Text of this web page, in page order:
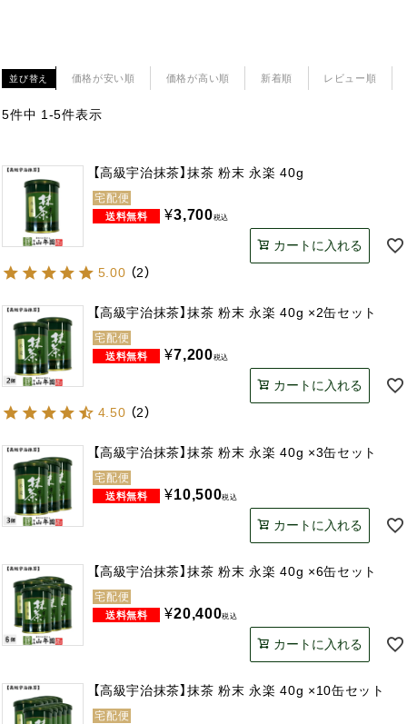
並び替え 価格が安い順 価格が高い順 新着順 レビュー順
5件中 1-5件表示
【高級宇治抹茶】抹茶 粉末 永楽 40g
宅配便
¥3,700税込
カートに入れる
5.00 （2）
【高級宇治抹茶】抹茶 粉末 永楽 40g ×2缶セット
宅配便
¥7,200税込
カートに入れる
4.50 （2）
【高級宇治抹茶】抹茶 粉末 永楽 40g ×3缶セット
宅配便
¥10,500税込
カートに入れる
【高級宇治抹茶】抹茶 粉末 永楽 40g ×6缶セット
宅配便
¥20,400税込
カートに入れる
【高級宇治抹茶】抹茶 粉末 永楽 40g ×10缶セット
宅配便